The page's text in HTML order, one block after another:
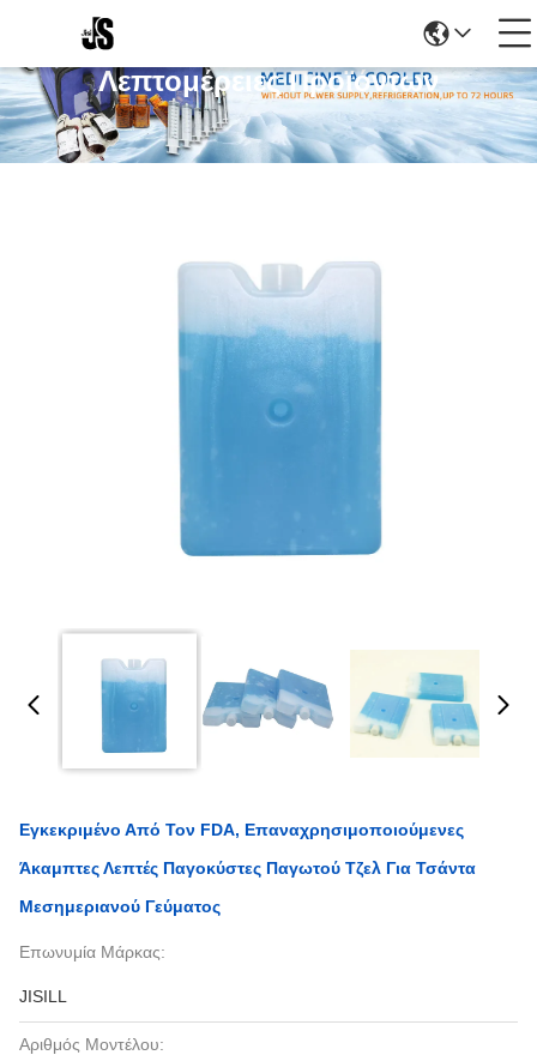
Λεπτομέρειες Προϊόντων
Εγκεκριμένο Από Τον FDA, Επαναχρησιμοποιούμενες
Άκαμπτες Λεπτές Παγοκύστες Παγωτού Τζελ Για Τσάντα
Μεσημεριανού Γεύματος
Επωνυμία Μάρκας:
JISILL
Αριθμός Μοντέλου: